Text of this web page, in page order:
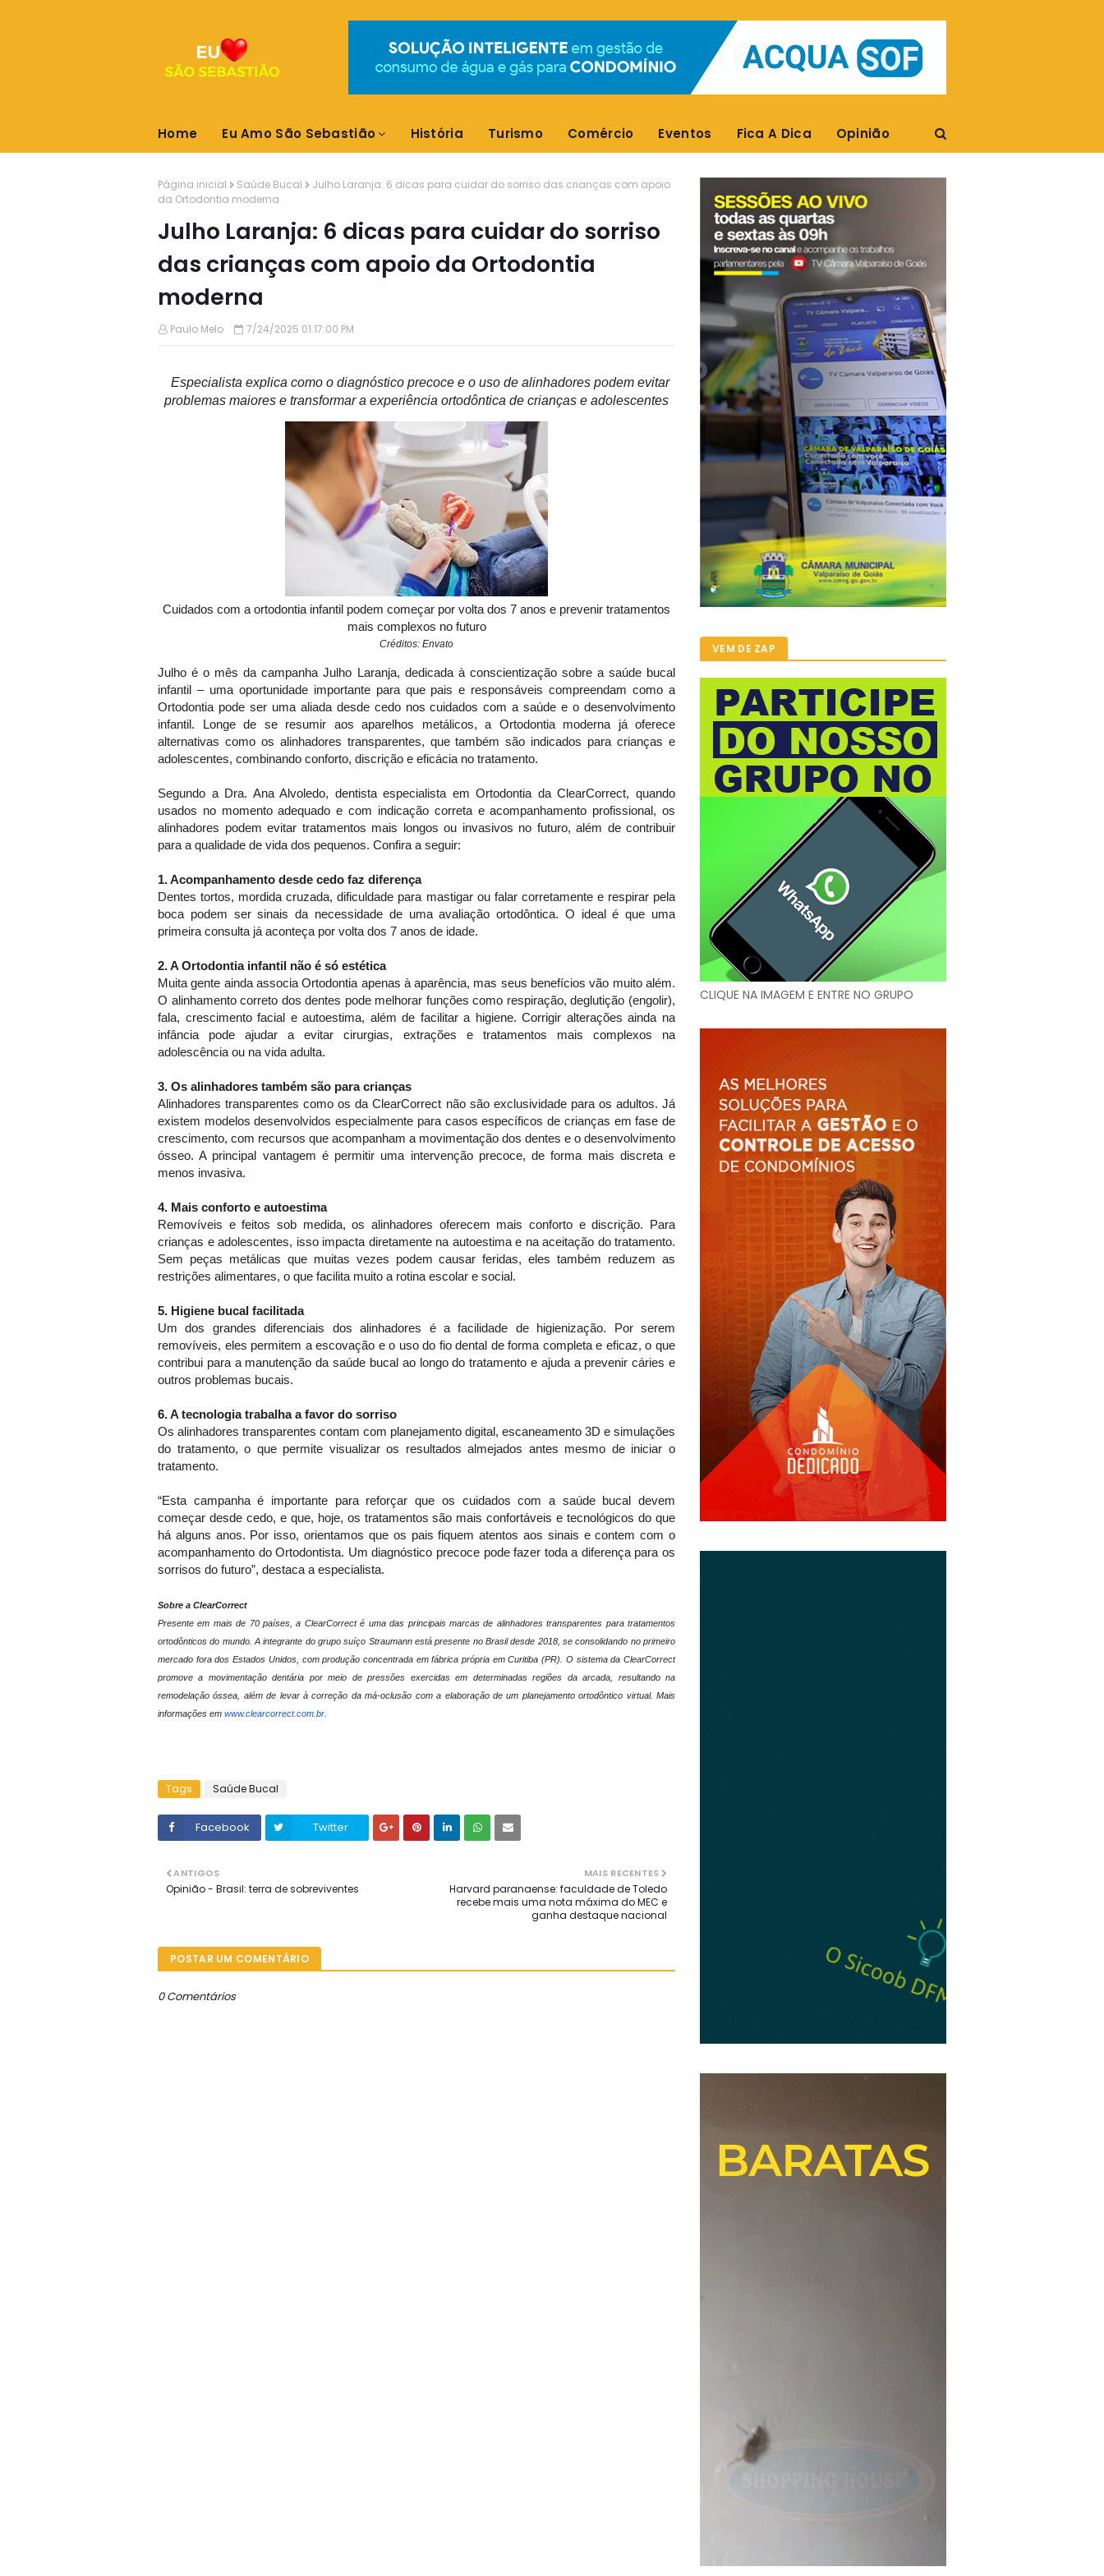
Home Eu Amo São Sebastião História Turismo Comércio Eventos Fica A Dica Opinião
Página inicial Saúde Bucal
Julho Laranja: 6 dicas para cuidar do sorriso das crianças com apoio
da Ortodontia moderna
Julho Laranja: 6 dicas para cuidar do sorriso
das crianças com apoio da Ortodontia
moderna
Paulo Melo 7/24/2025 01:17:00 PM
Especialista explica como o diagnóstico precoce e o uso de alinhadores podem evitar
problemas maiores e transformar a experiência ortodôntica de crianças e adolescentes
Cuidados com a ortodontia infantil podem começar por volta dos 7 anos e prevenir tratamentos
mais complexos no futuro
Créditos: Envato
Julho é o mês da campanhaJulho Laranja, dedicada à conscientização sobre a saúde bucal
infantil – uma oportunidade importante para que pais e responsáveis compreendam como a
Ortodontia pode ser uma aliada desde cedo nos cuidados com a saúde e o desenvolvimento
infantil. Longe de se resumir aos aparelhos metálicos, a Ortodontia moderna já oferece
alternativas como os alinhadores transparentes, que também são indicados para crianças e
adolescentes, combinando conforto, discrição e eficácia no tratamento.
Segundo a Dra. Ana Alvoledo, dentista especialista em Ortodontia da ClearCorrect, quando
usados no momento adequado e com indicação correta e acompanhamento profissional, os
alinhadores podem evitar tratamentos mais longos ou invasivos no futuro, além de contribuir
para a qualidade de vida dos pequenos. Confira a seguir:
1. Acompanhamento desde cedo faz diferença
Dentes tortos, mordida cruzada, dificuldade para mastigar ou falar corretamente e respirar pela
boca podem ser sinais da necessidade de uma avaliação ortodôntica. O ideal é que uma
primeira consulta já aconteça por volta dos 7 anos de idade.
2. A Ortodontia infantil não é só estética
Muita gente ainda associa Ortodontia apenas à aparência, mas seus benefícios vão muito além.
O alinhamento correto dos dentes pode melhorar funções como respiração, deglutição (engolir),
fala, crescimento facial e autoestima, além de facilitar a higiene. Corrigir alterações ainda na
infância pode ajudar a evitar cirurgias, extrações e tratamentos mais complexos na
adolescência ou na vida adulta.
3. Os alinhadores também são para crianças
Alinhadores transparentes como os da ClearCorrect não são exclusividade para os adultos. Já
existem modelos desenvolvidos especialmente para casos específicos de crianças em fase de
crescimento, com recursos que acompanham a movimentação dos dentes e o desenvolvimento
ósseo. A principal vantagem é permitir uma intervenção precoce, de forma mais discreta e
menos invasiva.
4. Mais conforto e autoestima
Removíveis e feitos sob medida, os alinhadores oferecem mais conforto e discrição. Para
crianças e adolescentes, isso impacta diretamente na autoestima e na aceitação do tratamento.
Sem peças metálicas que muitas vezes podem causar feridas, eles também reduzem as
restrições alimentares, o que facilita muito a rotina escolar e social.
5. Higiene bucal facilitada
Um dos grandes diferenciais dos alinhadores é a facilidade de higienização. Por serem
removíveis, eles permitem a escovação e o uso do fio dental de forma completa e eficaz, o que
contribui para a manutenção da saúde bucal ao longo do tratamento e ajuda a prevenir cáries e
outros problemas bucais.
6. A tecnologia trabalha a favor do sorriso
Os alinhadores transparentes contam com planejamento digital, escaneamento 3D e simulações
do tratamento, o que permite visualizar os resultados almejados antes mesmo de iniciar o
tratamento.
“Esta campanha é importante para reforçar que os cuidados com a saúde bucal devem
começar desde cedo, e que, hoje, os tratamentos são mais confortáveis e tecnológicos do que
há alguns anos. Por isso, orientamos que os pais fiquem atentos aos sinais e contem com o
acompanhamento do Ortodontista. Um diagnóstico precoce pode fazer toda a diferença para os
sorrisos do futuro”, destaca a especialista.
Sobre a ClearCorrect
Presente em mais de 70 países, a ClearCorrect é uma das principais marcas de alinhadores transparentes para tratamentos
ortodônticos do mundo. A integrante do grupo suíço Straumann está presente no Brasil desde 2018, se consolidando no primeiro
mercado fora dos Estados Unidos, com produção concentrada em fábrica própria em Curitiba (PR). O sistema da ClearCorrect
promove a movimentação dentária por meio de pressões exercidas em determinadas regiões da arcada, resultando na
remodelação óssea, além de levar à correção da má-oclusão com a elaboração de um planejamento ortodôntico virtual. Mais
informações em www.clearcorrect.com.br
Tags Saúde Bucal
Facebook Twitter
MAIS RECENTES
Harvard paranaense: faculdade de Toledo
recebe mais uma nota máxima do MEC e
ganha destaque nacional
ANTIGOS
Opinião - Brasil: terra de sobreviventes
POSTAR UM COMENTÁRIO
0 Comentários
VEM DE ZAP
CLIQUE NA IMAGEM E ENTRE NO GRUPO